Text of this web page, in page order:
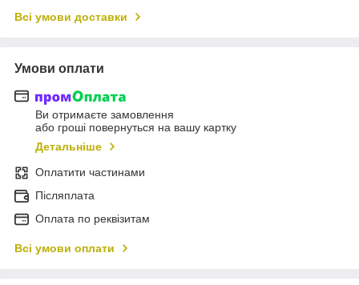
Всі умови доставки
Умови оплати
Ви отримаєте замовлення
або гроші повернуться на вашу картку
Детальніше
Оплатити частинами
Післяплата
Оплата по реквізитам
Всі умови оплати